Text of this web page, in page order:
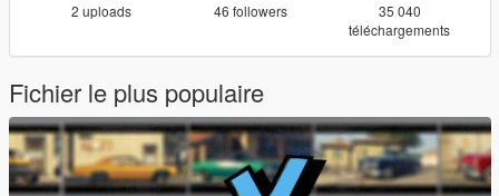
2 uploads 46 followers
35 040
téléchargements
Fichier le plus populaire